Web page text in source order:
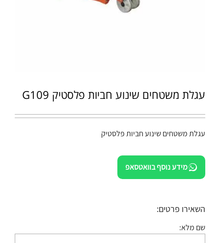
עגלת משטחים שינוע חביות פלסטיק G109
עגלת משטחים שינוע חביות פלסטיק
מידע נוסף בוואטסאפ
השאירו פרטים:
שם מלא: